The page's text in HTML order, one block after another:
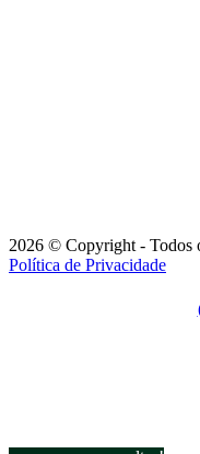
2026 © Copyright - Todos
Política de Privacidade